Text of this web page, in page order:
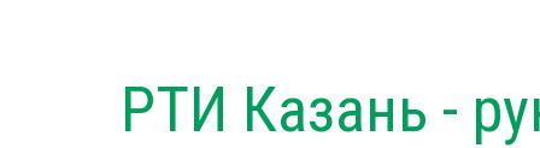
РТИ Казань -